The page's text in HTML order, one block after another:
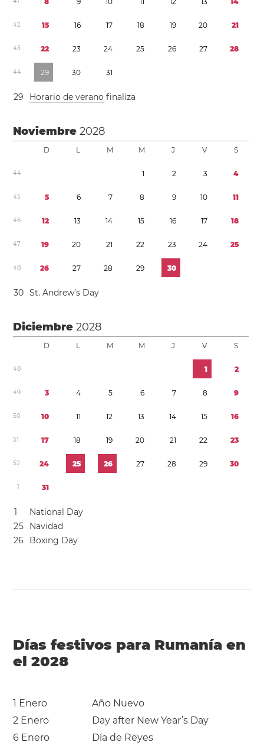
42 15 16 17 18 19 20 21
43 22 23 24 25 26 27 28
44 29 30 31
29 Horario de verano finaliza
Noviembre2028
D L M M J V S
44 1 2 3 4
45 5 6 7 8 9 10 11
46 12 13 14 15 16 17 18
47 19 20 21 22 23 24 25
48 26 27 28 29 30
30 St. Andrew’s Day
Diciembre2028
D L M M J V S
48 1 2
49 3 4 5 6 7 8 9
50 10 11 12 13 14 15 16
51 17 18 19 20 21 22 23
52 24 25 26 27 28 29 30
1 31
1
National Day
25
Navidad
26 Boxing Day
Días festivos para Rumanía en
el 2028
1 Enero
Año Nuevo
2 Enero
Day after New Year’s Day
6 Enero
Día de Reyes